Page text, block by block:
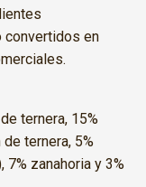
convertidos en
ternera, 15%
ternera, 5%
7% zanahoria y 3%